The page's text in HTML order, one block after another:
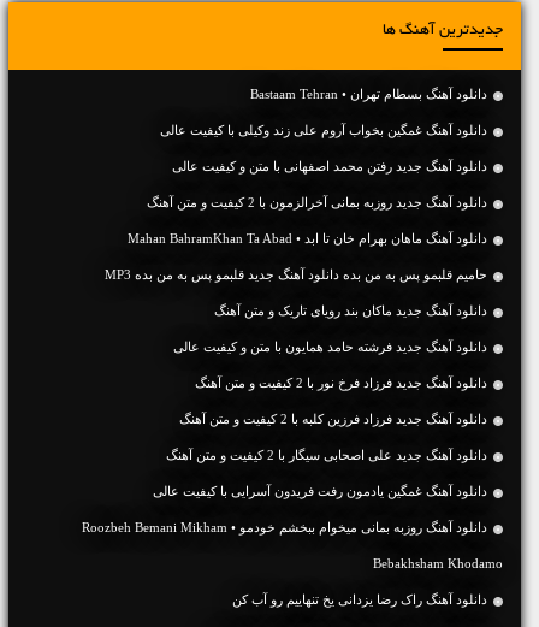
جدیدترین آهنگ ها
دانلود آهنگ بسطام تهران • Bastaam Tehran
دانلود آهنگ غمگین بخواب آروم علی زند وکیلی با کیفیت عالی
دانلود آهنگ جديد رفتن محمد اصفهانی با متن و کیفیت عالی
دانلود آهنگ جديد روزبه بمانی آخرالزمون با 2 کیفیت و متن آهنگ
دانلود آهنگ ماهان بهرام خان تا ابد • Mahan BahramKhan Ta Abad
حامیم قلبمو پس به من بده دانلود آهنگ جدید قلبمو پس به من بده MP3
دانلود آهنگ جديد ماکان بند رویای تاریک و متن آهنگ
دانلود آهنگ جديد فرشته حامد همایون با متن و کیفیت عالی
دانلود آهنگ جديد فرزاد فرخ نور با 2 کیفیت و متن آهنگ
دانلود آهنگ جديد فرزاد فرزین کلبه با 2 کیفیت و متن آهنگ
دانلود آهنگ جديد علی اصحابی سیگار با 2 کیفیت و متن آهنگ
دانلود آهنگ غمگین یادمون رفت فریدون آسرایی با کیفیت عالی
دانلود آهنگ روزبه بمانی میخوام ببخشم خودمو • Roozbeh Bemani Mikham
Bebakhsham Khodamo
دانلود آهنگ راک رضا یزدانی یخ تنهاییم رو آب کن